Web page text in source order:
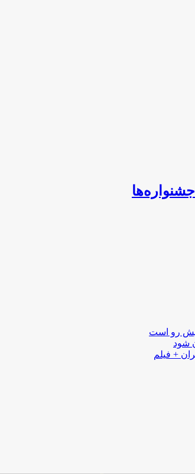
رو است
شود
+ فیلم